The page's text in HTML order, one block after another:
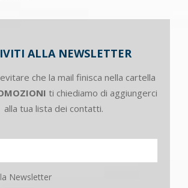
ALLA NEWSLETTER
che la mail finisca nella cartella
ti chiediamo di aggiungerci
alla tua lista dei contatti.
Newsletter